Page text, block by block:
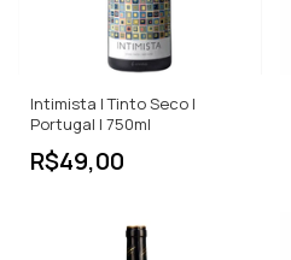
Intimista | Tinto Seco |
Portugal | 750ml
R$49,00